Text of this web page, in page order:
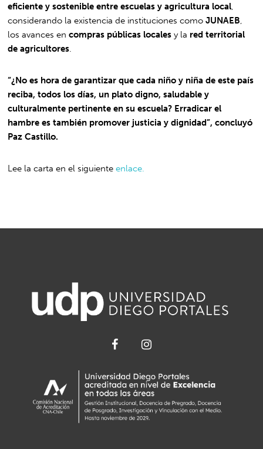
eficiente y sostenible entre escuelas y agricultura local
considerando la existencia de instituciones comoJUNAEB
los avances encompras públicas locales y la red territorial
de agricultores
“¿No es hora de garantizar que cada niño y niña de este país
reciba, todos los días, un plato digno, saludable y
culturalmente pertinente en su escuela? Erradicar el
hambre es también promover justicia y dignidad”, concluyó
Paz Castillo.
Lee la carta en el siguienteenlace.